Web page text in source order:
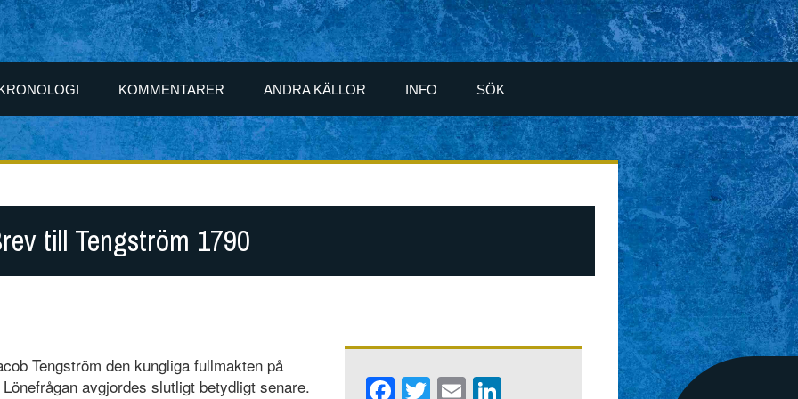
KOMMENTARER ANDRA KÄLLOR INFO SÖK
till Tengström 1790
Tengström den kungliga fullmakten på
avgjordes slutligt betydligt senare.